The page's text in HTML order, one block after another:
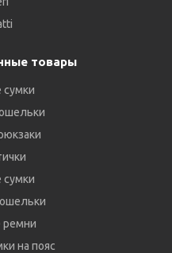
товары
сумки
ремни
на пояс